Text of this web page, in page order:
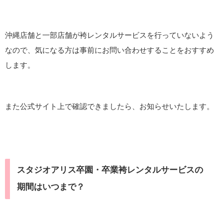
沖縄店舗と一部店舗が袴レンタルサービスを行っていないよう
なので、気になる方は事前にお問い合わせすることをおすすめ
します。
また公式サイト上で確認できましたら、お知らせいたします。
スタジオアリス卒園・卒業袴レンタルサービスの
期間はいつまで？